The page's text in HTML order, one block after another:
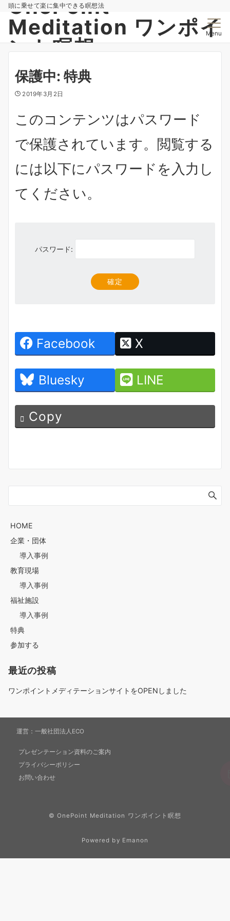
頭に乗せて楽に集中できる瞑想法
OnePoint
Meditation ワンポイ
ント瞑想
Menu
保護中: 特典
2019年3月2日
このコンテンツはパスワード
で保護されています。閲覧する
には以下にパスワードを入力し
てください。
パスワード:
Facebook X
Bluesky LINE
Copy
HOME
企業・団体
導入事例
教育現場
導入事例
福祉施設
導入事例
特典
参加する
最近の投稿
ワンポイントメディテーションサイトをOPENしました
運営： 一般社団法人ECO
プレゼンテーション資料のご案内
プライバシーポリシー
お問い合わせ
© OnePoint Meditation ワンポイント瞑想
Powered by Emanon